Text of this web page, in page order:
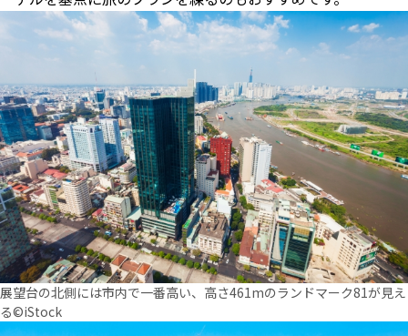
展望台の北側には市内で一番高い、高さ461mのランドマーク81が見え
る©iStock